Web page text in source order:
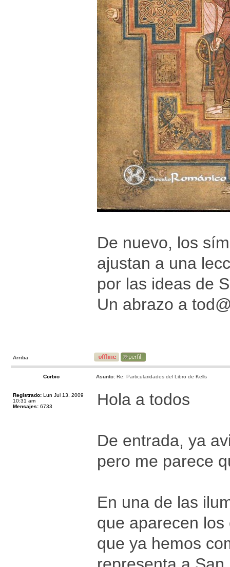
De nuevo, los
ajustan a una
por las ideas de
Un abrazo a
Arriba
Corbio Asunto: Re: Particularidades del Libro de Kells
Registrado: Lun Jul 13, 2009
10:31 am
Mensajes: 6733 Hola a todos
De entrada, ya
pero me parece
En una de las
que aparecen
que ya hemos